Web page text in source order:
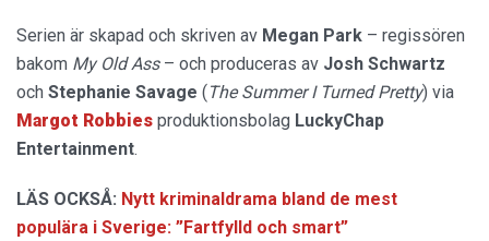
Serien är skapad och skriven av Megan Park – regissören
bakom My Old Ass– och produceras av Josh Schwartz
och Stephanie Savage ( The Summer I Turned Pretty) via
Margot Robbies produktionsbolag LuckyChap
Entertainment.
LÄS OCKSÅ: Nytt kriminaldrama bland de mest
populära i Sverige: ”Fartfylld och smart”